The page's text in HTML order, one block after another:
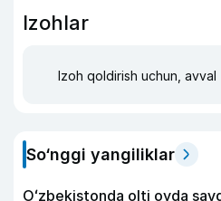
Izohlar
Izoh qoldirish uchun, avval
So‘nggi yangiliklar
Oʻzbekistonda olti oyda